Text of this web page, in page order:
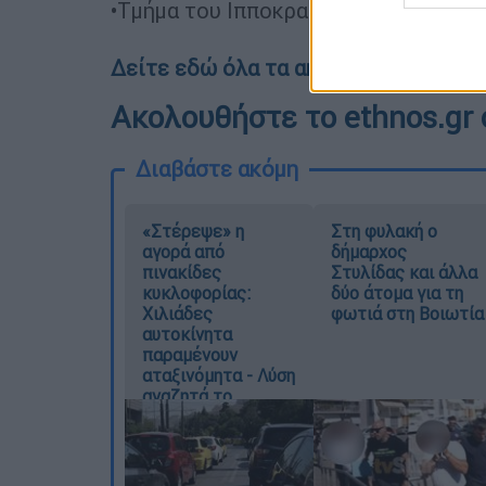
•Τμήμα του Ιπποκρατείου
Δείτε εδώ όλα τα ακίνητα
Ακολουθήστε το
Διαβάστε ακόμη
«Στέρεψε» η
αγορά από
πινακίδες
κυκλοφορίας:
Χιλιάδες
αυτοκίνητα
παραμένουν
αταξινόμητα - Λύση
αναζητά το
υπουργείο
Στη φυλακή ο
δήμαρχος
Στυλίδας και άλλα
δύο άτομα για τη
φωτιά στη Βοιωτία